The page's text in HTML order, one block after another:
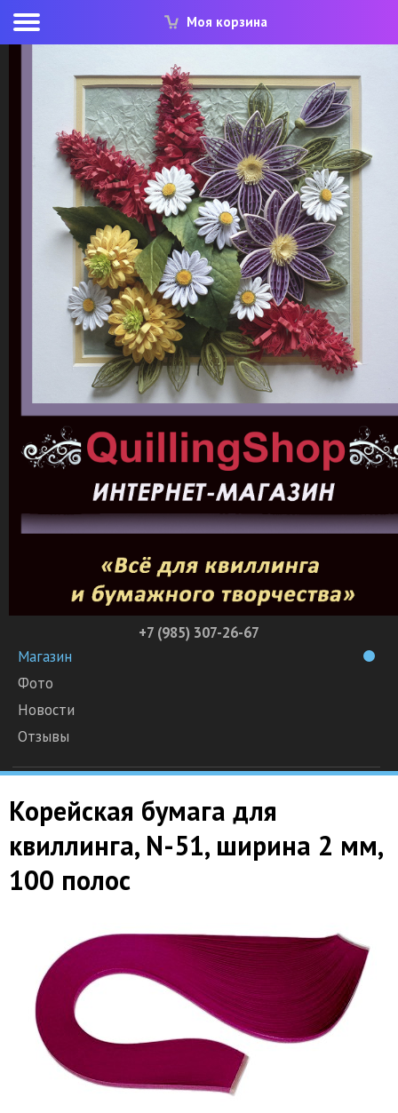
Моя корзина
+7 (985) 307-26-67
Магазин
Фото
Новости
Отзывы
Корейская бумага для
квиллинга, N-51, ширина 2 мм,
100 полос